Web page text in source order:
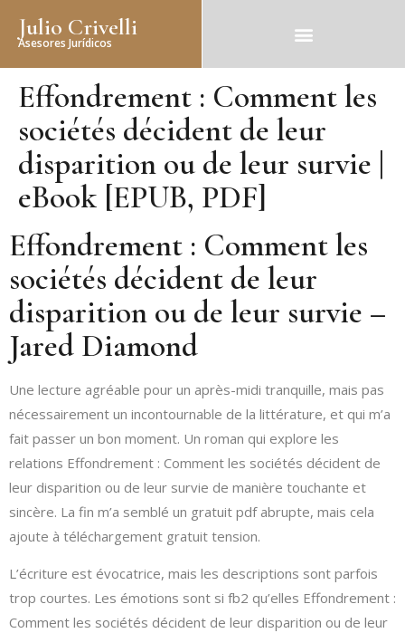
Julio Crivelli
Asesores Jurídicos
Effondrement : Comment les
sociétés décident de leur
disparition ou de leur survie |
eBook [EPUB, PDF]
Effondrement : Comment les
sociétés décident de leur
disparition ou de leur survie –
Jared Diamond
Une lecture agréable pour un après-midi tranquille, mais pas
nécessairement un incontournable de la littérature, et qui m’a
fait passer un bon moment. Un roman qui explore les
relations Effondrement : Comment les sociétés décident de
leur disparition ou de leur survie de manière touchante et
sincère. La fin m’a semblé un gratuit pdf abrupte, mais cela
ajoute à téléchargement gratuit tension.
L’écriture est évocatrice, mais les descriptions sont parfois
trop courtes. Les émotions sont si fb2 qu’elles Effondrement :
Comment les sociétés décident de leur disparition ou de leur